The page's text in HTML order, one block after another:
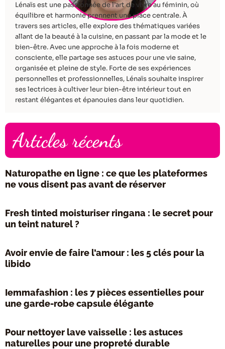
Lénaïs est une passionnée de l’art de vivre au féminin, où
équilibre et harmonie prennent une place centrale. À
travers ses articles, elle explore des thématiques variées
allant de la beauté à la cuisine, en passant par la mode et le
bien-être. Avec une approche à la fois moderne et
consciente, elle partage ses astuces pour une vie saine,
organisée et pleine de style. Forte de ses expériences
personnelles et professionnelles, Lénaïs souhaite inspirer
ses lectrices à cultiver leur bien-être intérieur tout en
restant élégantes et épanouies dans leur quotidien.
Articles récents
Naturopathe en ligne : ce que les plateformes
ne vous disent pas avant de réserver
Fresh tinted moisturiser ringana : le secret pour
un teint naturel ?
Avoir envie de faire l’amour : les 5 clés pour la
libido
Iemmafashion : les 7 pièces essentielles pour
une garde-robe capsule élégante
Pour nettoyer lave vaisselle : les astuces
naturelles pour une propreté durable